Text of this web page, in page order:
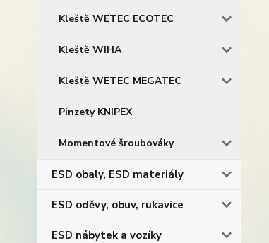
Kleště WETEC ECOTEC
Kleště WIHA
Kleště WETEC MEGATEC
Pinzety KNIPEX
Momentové šroubováky
ESD obaly, ESD materiály
ESD oděvy, obuv, rukavice
ESD nábytek a vozíky